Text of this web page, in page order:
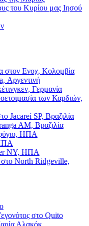
του Κυρίου μας Ιησού
στον Ενοχ, Κολομβία
Αργεντινή
Γερμανία
των Καρδιών,
Jacareí SP, Βραζιλία
AM, Βραζιλία
ΗΠΑ
NY, ΗΠΑ
North Ridgeville,
στο Quito
Αλακόκ